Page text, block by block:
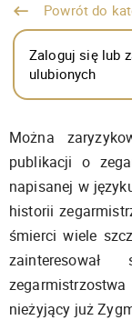
Powrót do
Zaloguj się lub
ulubionych
Można
publikacji o
napisanej w
historii
śmierci wiele
nieżyjący już